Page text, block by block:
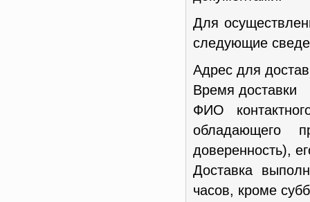
Для
следующие
Адрес для
Время доставки
ФИО
обладающего
доверенность),
Доставка
часов, кроме